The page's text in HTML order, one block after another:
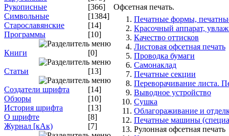
Рукописные
[366]
Символьные
[1384]
Старославянские
[14]
Программы
[10]
Книги [0]
Статьи [13]
Создатели шрифта
[14]
Обзоры
[10]
История шрифта
[13]
О шрифте
[8]
Журнал [кАк)
[7]
Офсетная печать.
Печатные формы,
Красочный аппарат,
Качество оттисков
Листовая офсетная печать
Проводка бумаги
Самонаклад
Печатные секции
Переворачивание листа.
Выводное устройство
Сушка
Облагораживание и
Печатные машины
Рулонная офсетная печать